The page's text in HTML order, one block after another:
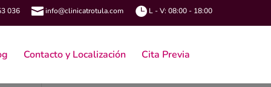
036  info@clinicatrotula.com  L - V: 08:00 - 18:00
Contacto y Localización Cita Previa